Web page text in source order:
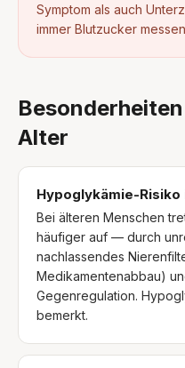
Symptom als auch
immer Blutzucker
Alter
Hypoglykämie-Risiko
Bei älteren Menschen
häufiger auf — durch
nachlassendes
Medikamentenabbau)
Gegenregulation.
bemerkt.